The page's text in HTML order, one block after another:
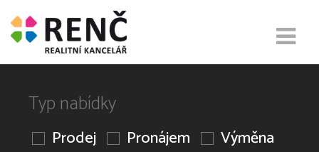
Typ nabídky
Prodej Pronájem Výměna